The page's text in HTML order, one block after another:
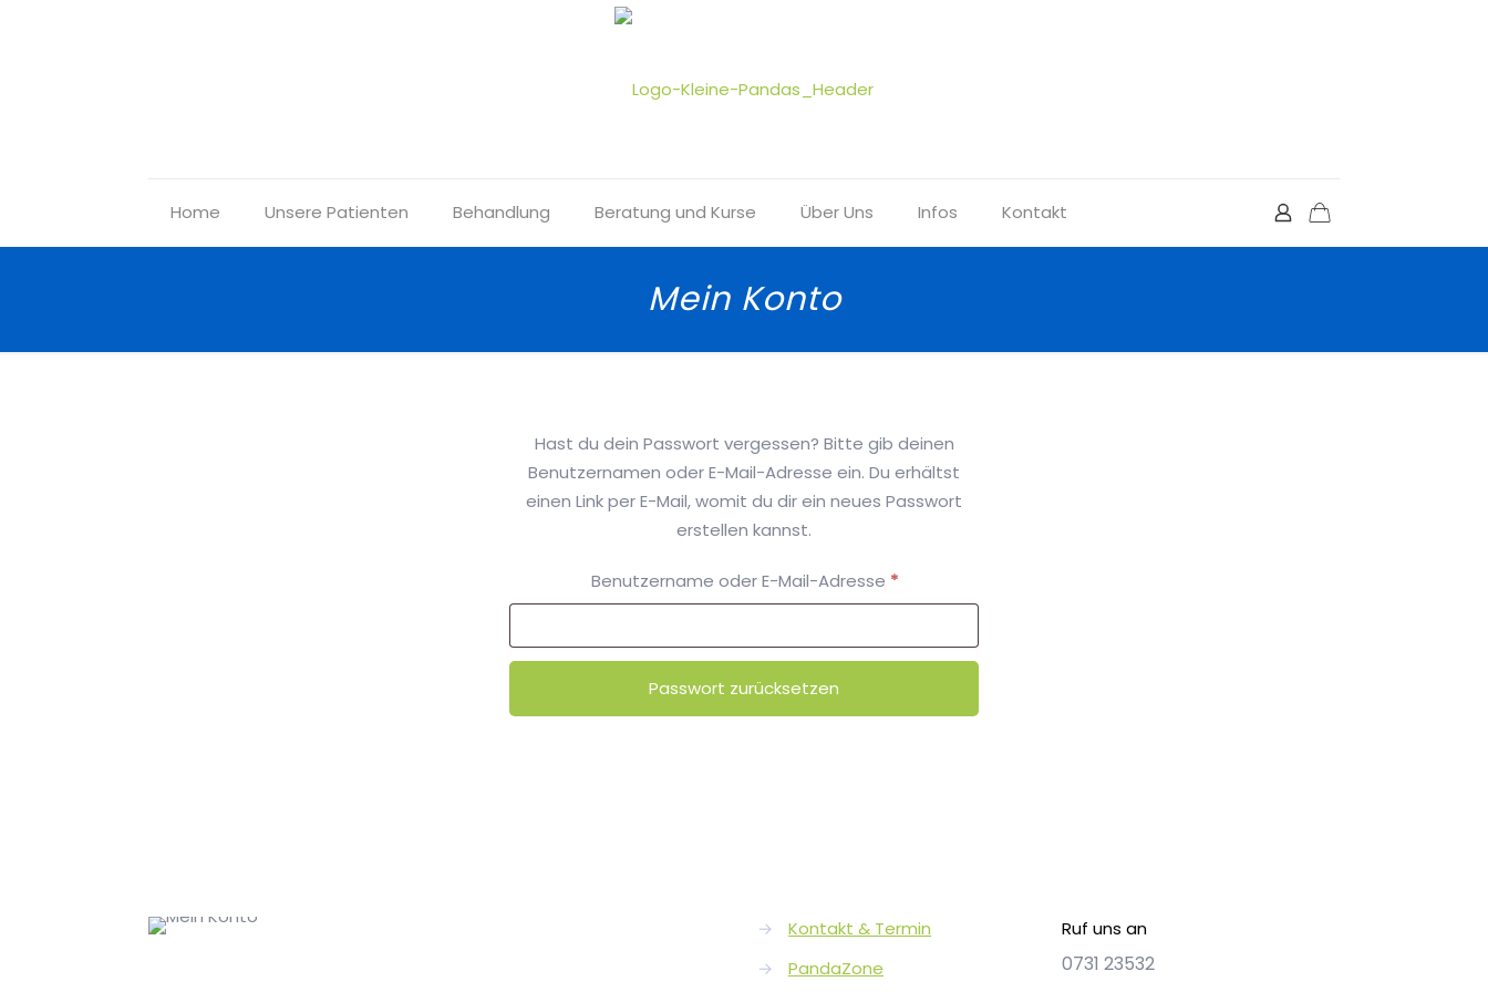
Home Unsere Patienten Behandlung Beratung und Kurse Über Uns Infos Kontakt
Mein Konto
Hast du dein Passwort vergessen? Bitte gib deinen
Benutzernamen oder E-Mail-Adresse ein. Du erhältst
einen Link per E-Mail, womit du dir ein neues Passwort
erstellen kannst.
Benutzername oder E-Mail-Adresse *Erforderlich
Passwort zurücksetzen
→
Kontakt & Termin
→
PandaZone
Ruf uns an
0731 23532